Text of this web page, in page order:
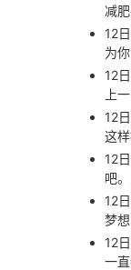
减肥
12日
为你
12日
上
12日
这
12日
吧
12日
梦想
12日
一直